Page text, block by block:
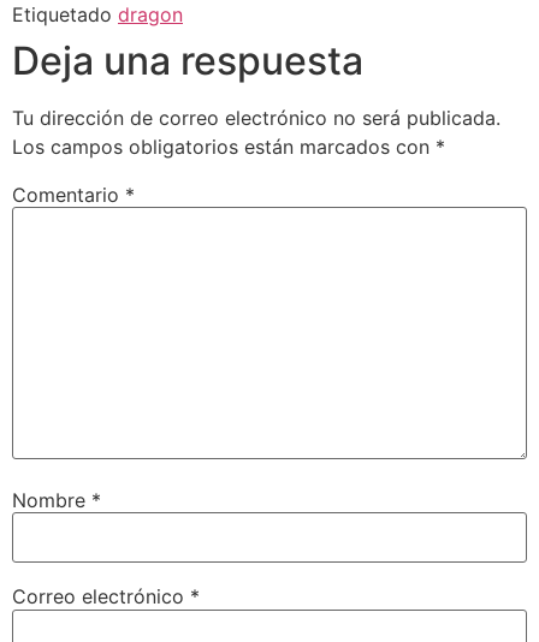
Etiquetado dragon
Deja una respuesta
Tu dirección de correo electrónico no será publicada.
Los campos obligatorios están marcados con *
Comentario *
Nombre *
Correo electrónico *